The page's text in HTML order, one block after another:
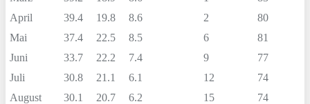
April
39.4 19.8 8.6 2
80
Mai
37.4 22.5 8.5 6
81
Juni
33.7 22.2 7.4 9
77
Juli
30.8 21.1 6.1 12
74
August
30.1 20.7 6.2 15
74